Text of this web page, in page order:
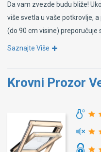
Da vam zvezde budu bliže!
više svetla u vaše potkrovlje,
(do 90 cm visine) preporučuje
Saznajte Više
Krovni Prozor